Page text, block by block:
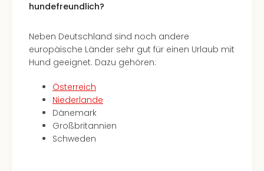
hundefreundlich?
Neben Deutschland sind noch andere
europäische Länder sehr gut für einen Urlaub mit
Hund geeignet. Dazu gehören:
Österreich
Niederlande
Dänemark
Großbritannien
Schweden